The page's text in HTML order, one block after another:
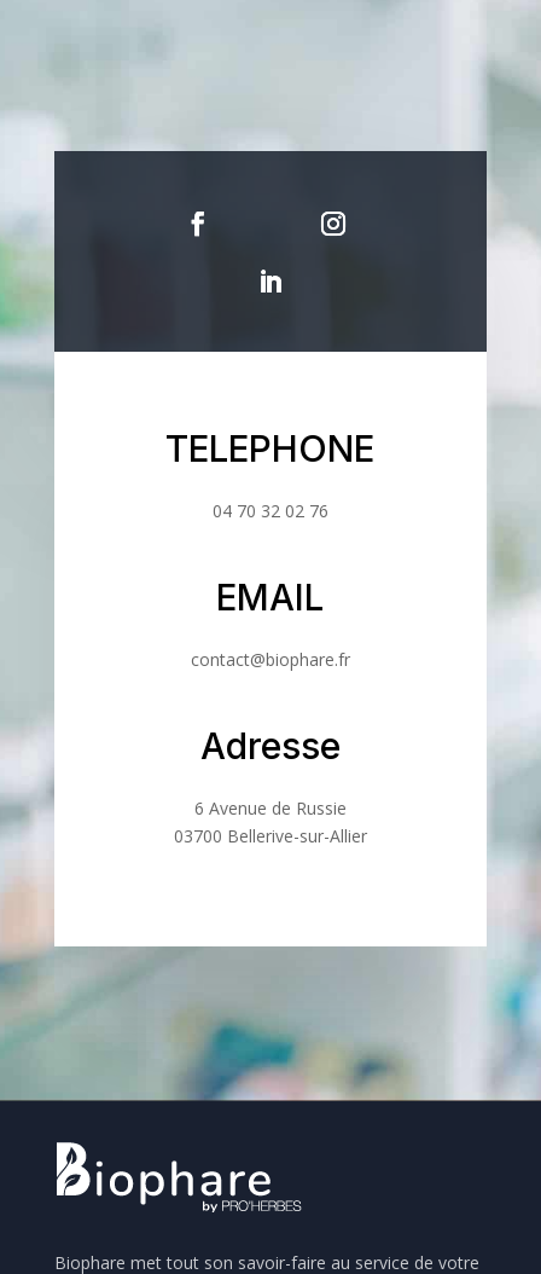
TELEPHONE
04 70 32 02 76
EMAIL
contact@biophare.fr
Adresse
6 Avenue de Russie
03700 Bellerive-sur-Allier
Biophare met tout son savoir-faire au service de votre